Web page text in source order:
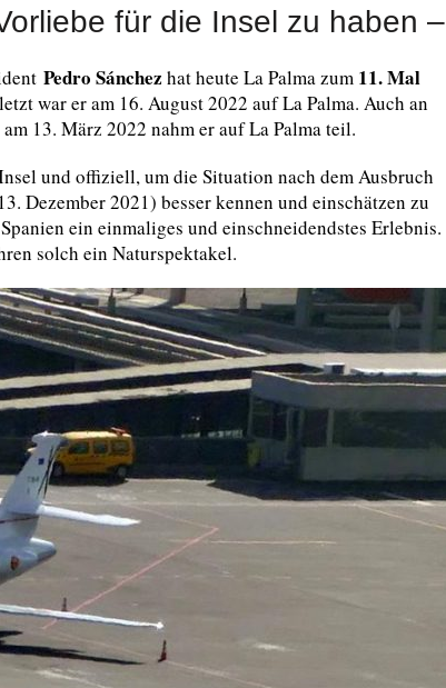
für die Insel zu haben –
Pedro Sánchez hat heute La Palma zum 11. Mal
war er am 16. August 2022 auf La Palma. Auch an
13. März 2022 nahm er auf La Palma teil.
und offiziell, um die Situation nach dem Ausbruch
Dezember 2021) besser kennen und einschätzen zu
ein einmaliges und einschneidendstes Erlebnis.
solch ein Naturspektakel.